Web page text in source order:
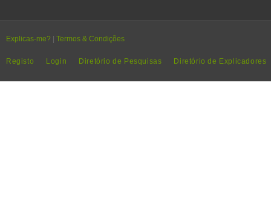
Explicas-me? Termos & Condições
Registo Login Diretório de Pesquisas Diretório de Explicadores